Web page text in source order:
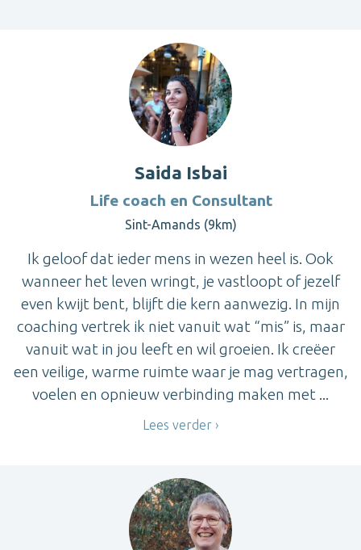
Saida Isbai
Life coach en Consultant
Sint-Amands (9km)
Ik geloof dat ieder mens in wezen heel is. Ook
wanneer het leven wringt, je vastloopt of jezelf
even kwijt bent, blijft die kern aanwezig. In mijn
coaching vertrek ik niet vanuit wat “mis” is, maar
vanuit wat in jou leeft en wil groeien. Ik creëer
een veilige, warme ruimte waar je mag vertragen,
voelen en opnieuw verbinding maken met ...
Lees verder